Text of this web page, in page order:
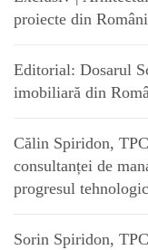
proiecte din
Editorial: Dosarul
imobiliară din
Călin Spiridon,
consultanței de
progresul
Sorin Spiridon,